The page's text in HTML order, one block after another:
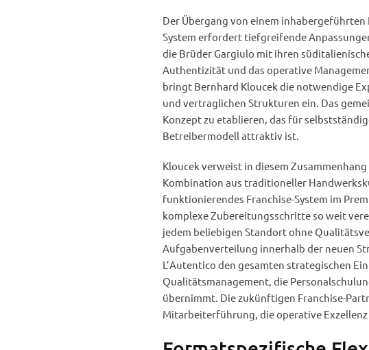
Der Übergang von einem
System erfordert tiefgreifende
die Brüder Gargiulo mit ihren
Authentizität und das operative
bringt Bernhard Kloucek die notwendige
und vertraglichen Strukturen ein. Das
Konzept zu etablieren, das für
Betreibermodell attraktiv ist.
Kloucek verweist in diesem
Kombination aus traditioneller
funktionierendes Franchise-System im
komplexe Zubereitungsschritte so weit
jedem beliebigen Standort ohne
Aufgabenverteilung innerhalb der neuen
L’Autentico den gesamten strategischen
Qualitätsmanagement, die
übernimmt. Die zukünftigen Franchise-
Mitarbeiterführung, die operative